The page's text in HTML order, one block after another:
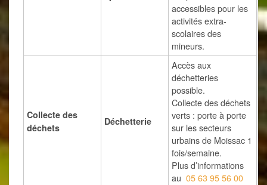
accessibles pour les
activités extra-
scolaires des
mineurs.
Collecte des
déchets
Déchetterie
Accès aux
déchetteries
possible.
Collecte des déchets
verts : porte à porte
sur les secteurs
urbains de Moissac 1
fois/semaine.
Plus d’informations
au 05 63 95 56 00